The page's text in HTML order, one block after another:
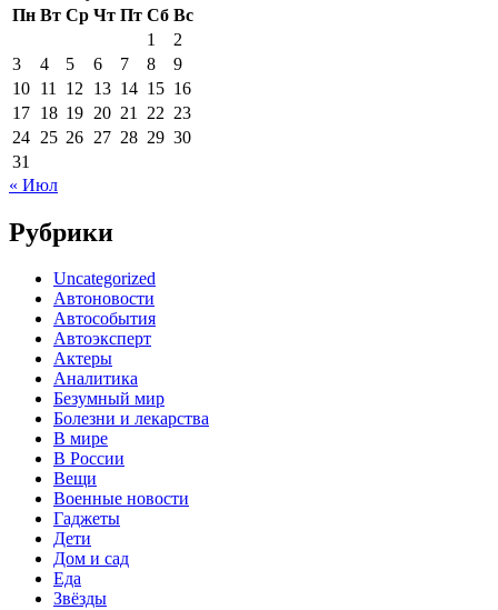
Пн Вт Ср Чт Пт Сб Вс
1
2
3
4 5 6 7 8
9
10 11 12 13 14 15 16
17 18 19 20 21 22 23
24 25 26 27 28 29 30
31
« Июл
Рубрики
Uncategorized
Автоновости
Автособытия
Автоэксперт
Актеры
Аналитика
Безумный мир
Болезни и лекарства
В мире
В России
Вещи
Военные новости
Гаджеты
Дети
Дом и сад
Еда
Звёзды